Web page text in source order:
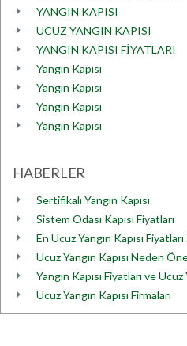
YANGIN KAPISI
UCUZ YANGIN KAPISI
YANGIN KAPISI FİYATLARI
Yangın Kapısı
Yangın Kapısı
Yangın Kapısı
Yangın Kapısı
HABERLER
Sertifikalı Yangın Kapısı
Sistem Odası Kapısı Fiyatları
En Ucuz Yangın Kapısı
Ucuz Yangın Kapısı Neden
Yangın Kapısı Fiyatları ve
Ucuz Yangın Kapısı Firmaları